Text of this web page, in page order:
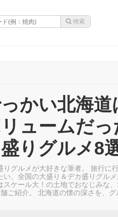
かい北海
ュームだ
りグルメ8
りグルメが大好きな筆者。 旅行に
い、全国の大盛り＆デカ盛りグル
スケール大！の土地でおなじみな
ご紹介。 北海道の懐の深さを、